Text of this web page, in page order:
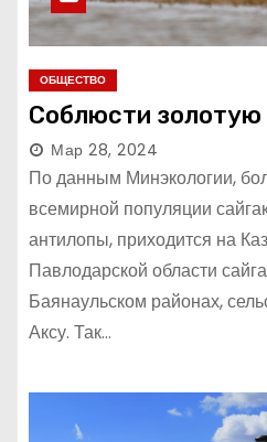
ОБЩЕСТВО
Соблюсти золотую
Мар 28, 2024
По данным Минэкологии,
всемирной популяции
антилопы, приходится на
Павлодарской области
Баянаульском районах,
Аксу. Так…